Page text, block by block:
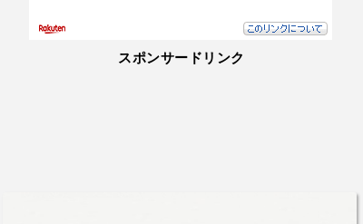
スポンサードリンク